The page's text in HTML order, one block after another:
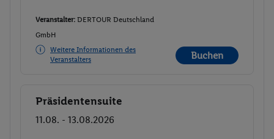
Veranstalter: DERTOUR Deutschland
GmbH
Weitere Informationen des
Veranstalters
Buchen
Buchen
Präsidentensuite
11.08. - 13.08.2026